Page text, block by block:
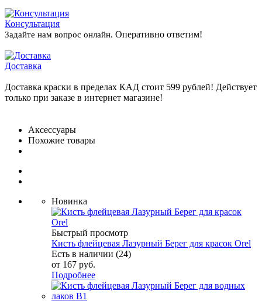
Консультация
Задайте нам вопрос онлайн. Оперативно ответим!
Доставка
Доставка краски в пределах КАД стоит 599 рублей! Действует
только при заказе в интернет магазине!
Аксессуары
Похожие товары
Новинка
Быстрый просмотр
Кисть флейцевая Лазурный Берег для красок Orel
Есть в наличии (24)
от 167 руб.
Подробнее